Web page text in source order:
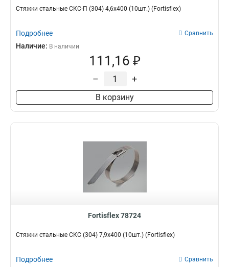
Стяжки стальные СКС-П (304) 4,6х400 (10шт.) (Fortisflex)
Подробнее Сравнить
Наличие: В наличии
111,16 ₽
– +
В корзину
Fortisflex 78724
Стяжки стальные СКС (304) 7,9x400 (10шт.) (Fortisflex)
Подробнее Сравнить